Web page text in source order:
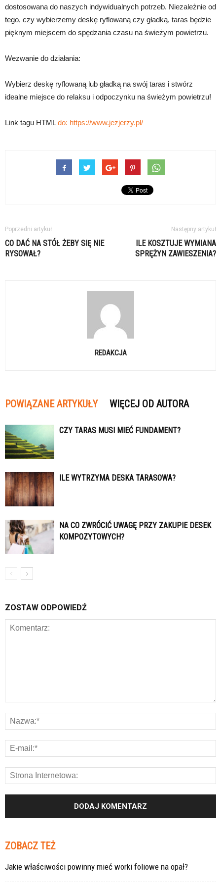
dostosowana do naszych indywidualnych potrzeb. Niezależnie od
tego, czy wybierzemy deskę ryflowaną czy gładką, taras będzie
pięknym miejscem do spędzania czasu na świeżym powietrzu.
Wezwanie do działania:
Wybierz deskę ryflowaną lub gładką na swój taras i stwórz
idealne miejsce do relaksu i odpoczynku na świeżym powietrzu!
Link tagu HTMLdo: https://www.jezjerzy.pl/
Poprzedni artykuł
CO DAĆ NA STÓŁ ŻEBY SIĘ NIE
RYSOWAŁ?
Następny artykuł
ILE KOSZTUJE WYMIANA
SPRĘŻYN ZAWIESZENIA?
REDAKCJA
POWIĄZANE ARTYKUŁY WIĘCEJ OD AUTORA
CZY TARAS MUSI MIEĆ FUNDAMENT?
ILE WYTRZYMA DESKA TARASOWA?
NA CO ZWRÓCIĆ UWAGĘ PRZY ZAKUPIE DESEK
KOMPOZYTOWYCH?
ZOSTAW ODPOWIEDŹ
ZOBACZ TEŻ
Jakie właściwości powinny mieć worki foliowe na opał?